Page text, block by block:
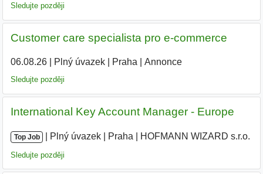
Sledujte později
Customer care specialista pro e-commerce
06.08.26| Plný úvazek| Praha Annonce
Sledujte později
International Key Account Manager - Europe
Top Job Plný úvazek Praha HOFMANN WIZARD s.r.o.
Sledujte později